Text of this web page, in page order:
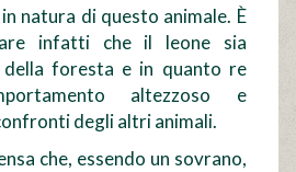
natura di questo animale. È
infatti che il leone sia
foresta e in quanto re
altezzoso e
degli altri animali.
che, essendo un sovrano,